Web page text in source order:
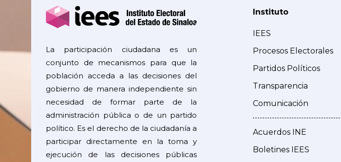
La participación ciudadana es un
conjunto de mecanismos para que la
población acceda a las decisiones del
gobierno de manera independiente sin
necesidad de formar parte de la
administración pública o de un partido
político. Es el derecho de la ciudadanía a
participar directamente en la toma y
ejecución de las decisiones públicas
Instituto
IEES
Procesos Electorales
Partidos Políticos
Transparencia
Comunicación
Acuerdos INE
Boletines IEES